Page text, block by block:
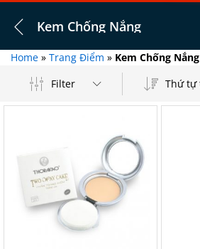
Kem Chống Nắng
Home » Trang Điểm » Kem Chống Nắng
Filter